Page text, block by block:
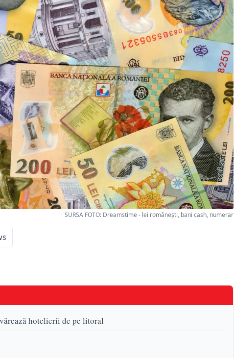
SURSA FOTO: Dreamstime - lei românești, bani cash, numerar
hotelierii de pe litoral